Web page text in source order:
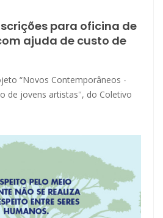
para oficina de
ajuda de custo de
“Novos Contemporâneos -
de jovens artistas'', do Coletivo